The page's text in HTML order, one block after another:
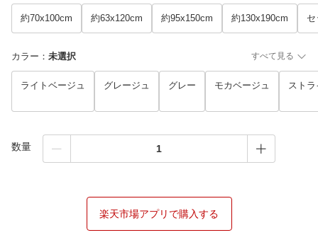
約70x100cm 約63x120cm 約95x150cm 約130x190cm
カラー ： 未選択 すべて見る
ライトベージュ グレージュ グレー モカベージュ スト
数量
楽天市場アプリで購入する